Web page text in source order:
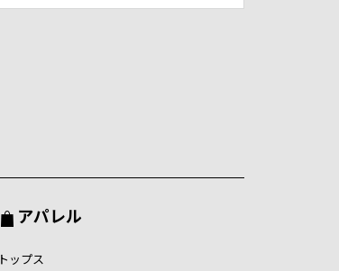
アパレル
トップス